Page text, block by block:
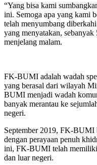
“Yang bisa kami
ini. Semoga apa yang kami
telah menyumbang
yang menyatakan,
menjelang malam.
FK-BUMI adalah wadah
yang berasal dari wilayah
BUMI menjadi wadah
banyak merantau ke
negeri.
September 2019, FK-BUMI
dengan perayaan penuh
ini, FK-BUMI telah
dan luar negeri.